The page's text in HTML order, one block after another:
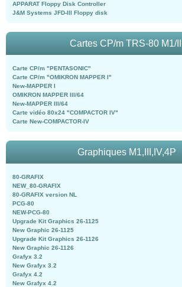
APPARAT Floppy Disk Controller
J&M Systems JFD-III Floppy disk
Cartes CP/m TRS-80 M1/III
Carte CP/m "PENTASONIC"
Carte CP/m "OMIKRON MAPPER I"
New-MAPPER I
OMIKRON MAPPER III/64
New-MAPPER III/64
Carte vidéo 80x24 "COMPACTOR IV"
Carte New-COMPACTOR-IV
Graphiques M1,III,IV,4P
80-GRAFIX
NEW_80-GRAFIX
80-GRAFIX version NL
PCG-80
NEW-PCG-80
Upgrade Kit Graphics 26-1125
New Graphic 26-1125
Upgrade Kit Graphics 26-1126
New Graphic 26-1126
Grafyx 3.2
New Grafyx 3.2
Grafyx 4.2
New Grafyx 4.2